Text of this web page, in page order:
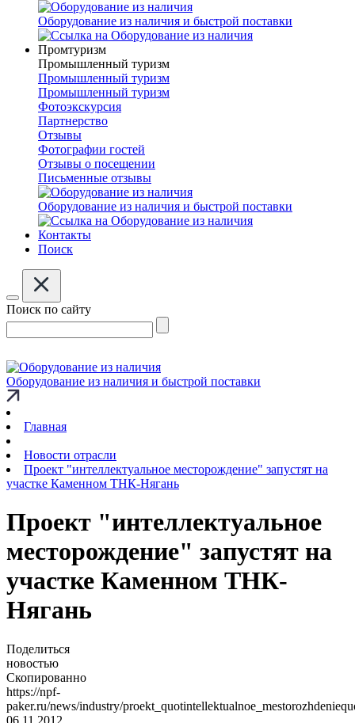
Оборудование из наличия и быстрой поставки
Промтуризм
Промышленный туризм
Промышленный туризм
Промышленный туризм
Фотоэкскурсия
Партнерство
Отзывы
Фотографии гостей
Отзывы о посещении
Письменные отзывы
Оборудование из наличия и быстрой поставки
Контакты
Поиск
Поиск по сайту
Оборудование из наличия и быстрой поставки
Главная
Новости отрасли
Проект "интеллектуальное месторождение" запустят на
участке Каменном ТНК-Нягань
Проект "интеллектуальное
месторождение" запустят на
участке Каменном ТНК-
Нягань
Поделиться
новостью
Скопированно
https://npf-
paker.ru/news/industry/
06.11.2012